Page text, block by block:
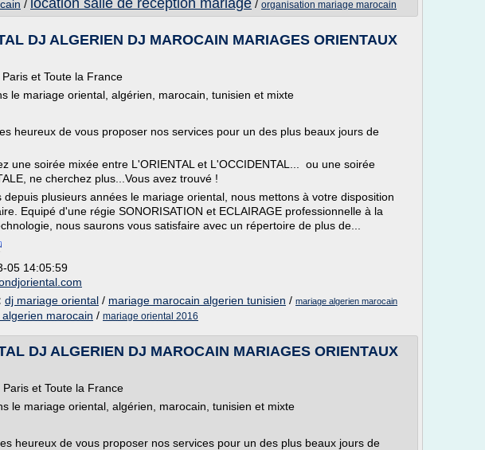
/ location salle de reception mariage / organisation mariage marocain
DJ ALGERIEN DJ MAROCAIN MARIAGES ORIENTAUX
et Toute la France
le mariage oriental, algérien, marocain, tunisien et mixte
heureux de vous proposer nos services pour un des plus beaux jours de
une soirée mixée entre L'ORIENTAL et L'OCCIDENTAL... ou une soirée
ne cherchez plus...Vous avez trouvé !
depuis plusieurs années le mariage oriental, nous mettons à votre disposition
Equipé d'une régie SONORISATION et ECLAIRAGE professionnelle à la
nous saurons vous satisfaire avec un répertoire de plus de...
05 14:05:59
dj mariage oriental / mariage marocain algerien tunisien / mariage algerien marocain
marocain / mariage oriental 2016
DJ ALGERIEN DJ MAROCAIN MARIAGES ORIENTAUX
et Toute la France
le mariage oriental, algérien, marocain, tunisien et mixte
heureux de vous proposer nos services pour un des plus beaux jours de